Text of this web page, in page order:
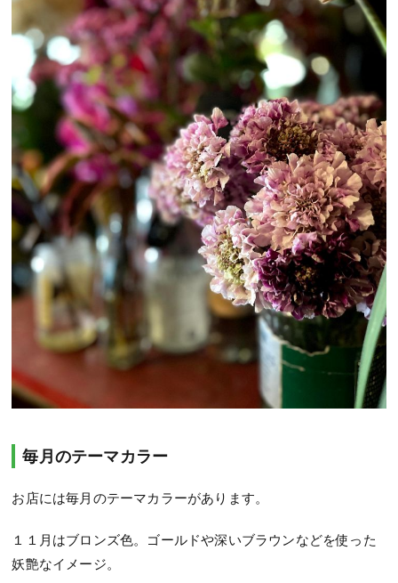
毎月のテーマカラー
お店には毎月のテーマカラーがあります。
１１月はブロンズ色。ゴールドや深いブラウンなどを使った
妖艶なイメージ。